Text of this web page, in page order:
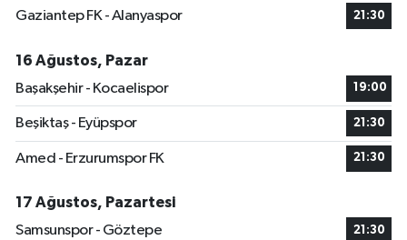
Gaziantep FK - Alanyaspor 21:30
16 Ağustos, Pazar
Başakşehir - Kocaelispor
19:00
Beşiktaş - Eyüpspor 21:30
Amed - Erzurumspor FK 21:30
17 Ağustos, Pazartesi
Samsunspor - Göztepe
21:30